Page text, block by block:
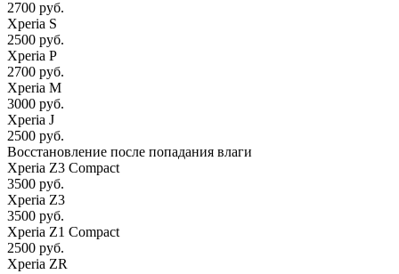
2700 руб.
Xperia S
2500 руб.
Xperia P
2700 руб.
Xperia M
3000 руб.
Xperia J
2500 руб.
Восстановление после попадания влаги
Xperia Z3 Compact
3500 руб.
Xperia Z3
3500 руб.
Xperia Z1 Compact
2500 руб.
Xperia ZR